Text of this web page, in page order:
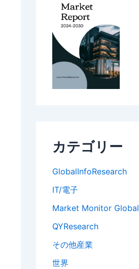
カテゴリー
GlobalInfoResearch
IT/電子
Market Monitor Global
QYResearch
その他産業
世界